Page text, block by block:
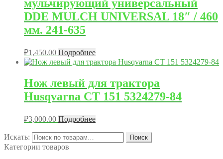
мульчирующий универсальный
DDE MULCH UNIVERSAL 18″ / 460
мм. 241-635
₽1,450.00 Подробнее
Нож левый для трактора
Husqvarna CT 151 5324279-84
₽3,000.00 Подробнее
Искать: Поиск
Категории товаров